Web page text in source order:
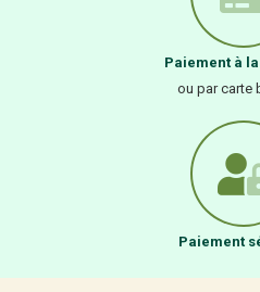
Paiement à
ou par carte
Paiement